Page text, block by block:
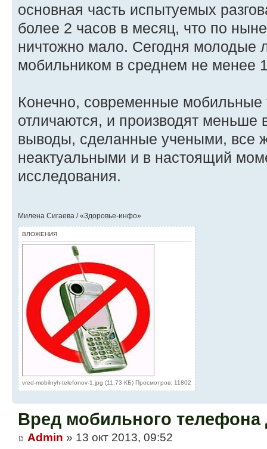
основная часть испытуемых
более 2 часов в месяц, что по
ничтожно мало. Сегодня молодые
мобильником в среднем не менее
Конечно, современные мобильные
отличаются, и производят меньше
выводы, сделанные учеными, все
неактуальными и в настоящий
исследования.
Милена Сигаева / «Здоровье-инфо»
ВЛОЖЕНИЯ
vred-mobilnyh-telefonov-1.jpg (11.73 КБ) Просмотров: 11802
Вред мобильного телефона
Admin » 13 окт 2013, 09:52